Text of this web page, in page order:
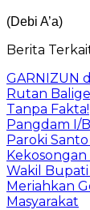
(Debi A’a)
Berita
GARNIZUN
Rutan
Tanpa Fakta!
Pangdam I/
Paroki
Wakil
Meriahkan
Masyarakat